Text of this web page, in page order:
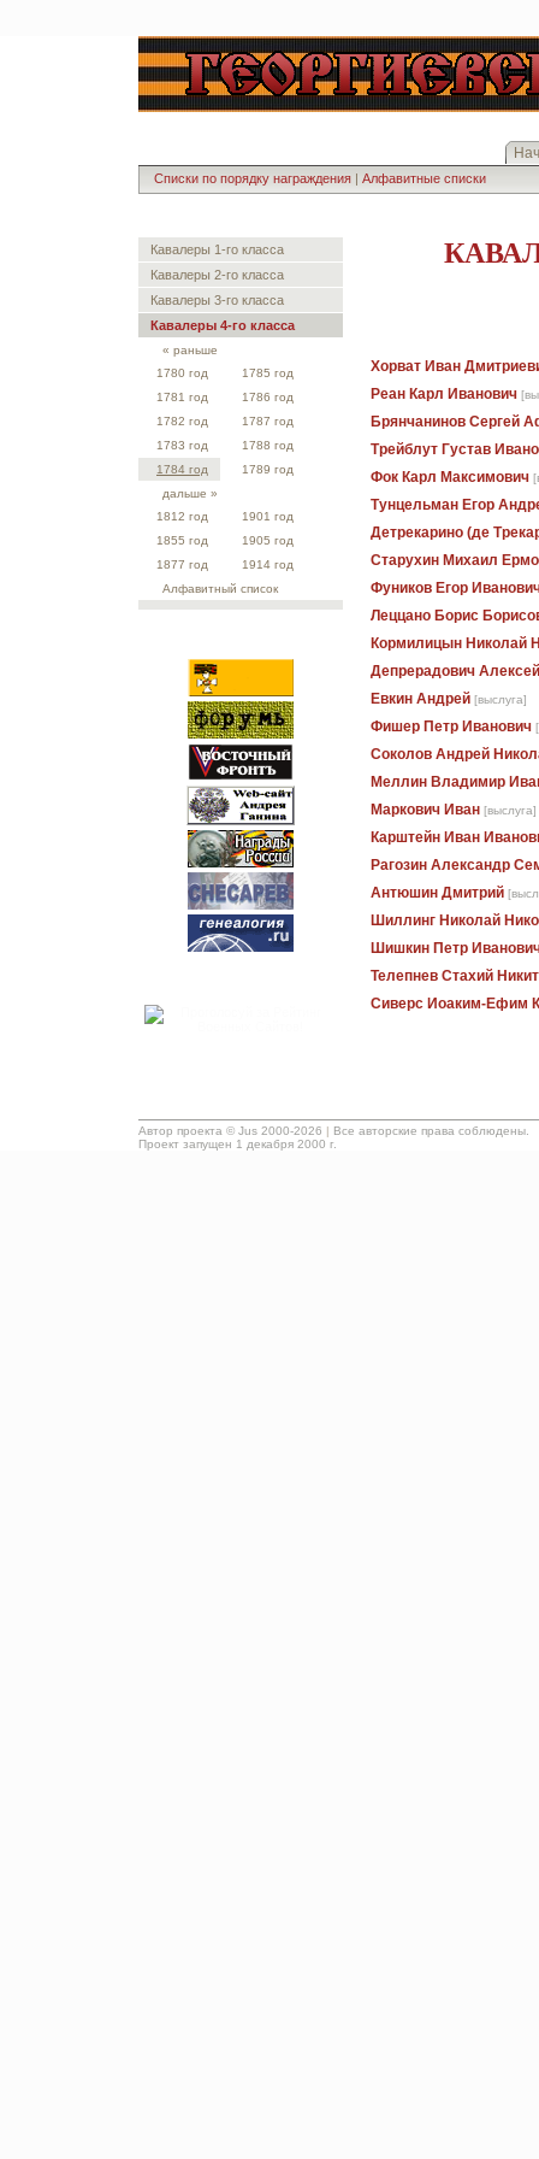
Списки по порядку награждения | Алфавитные списки
Кавалеры 1-го класса
Кавалеры 2-го класса
Кавалеры 3-го класса
Кавалеры 4-го класса
« раньше
1780 год
1785 год
1781 год
1786 год
1782 год
1787 год
1783 год
1788 год
1784 год
1789 год
дальше »
1812 год
1901 год
1855 год
1905 год
1877 год
1914 год
Алфавитный список
Хорват Иван
Реан Карл Иванович
Брянчанинов Сергей
Трейблут Густав
Фок Карл Максимович
Тунцельман Егор
Детрекарино (де
Старухин Михаил
Фуников Егор
Леццано Борис
Кормилицын Николай
Депрерадович
Евкин Андрей [выслуга]
Фишер Петр Иванович
Соколов Андрей
Меллин Владимир
Маркович Иван [выслуга]
Карштейн Иван
Рагозин Александр
Антюшин Дмитрий
Шиллинг Николай
Шишкин Петр
Телепнев Стахий
Сиверс Иоаким-Ефим
Автор проекта © Jus 2000-2026 | Все авторские права соблюдены.
Проект запущен 1 декабря 2000 г.